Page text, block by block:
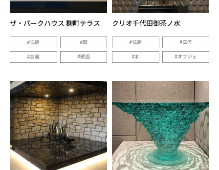
ザ・パークハウス 麹町テラス
住居 壁
金属 壁面
クリオ千代田御茶ノ水
住居 立体
木 オブジェ